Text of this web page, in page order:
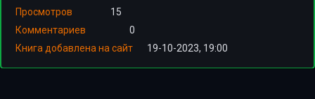
Просмотров
15
Комментариев
0
Книга добавлена на сайт
19-10-2023, 19:00